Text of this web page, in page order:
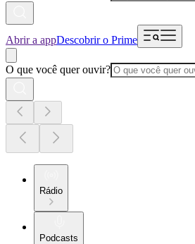
Abrir a appDescobrir o Prime
O que você quer ouvir?
Rádio
Podcasts